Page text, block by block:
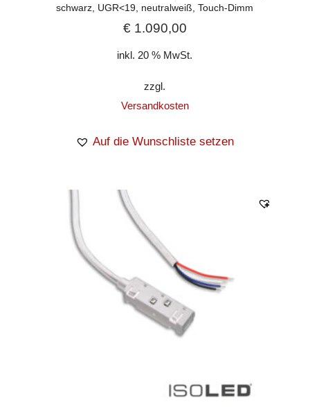
schwarz, UGR<19, neutralweiß, Touch-Dimm
€1.090,00
inkl. 20 % MwSt.
zzgl.
Versandkosten
Auf die Wunschliste setzen